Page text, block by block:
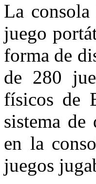
La
juego
forma de
de 280
físicos de
sistema de
en la
juegos